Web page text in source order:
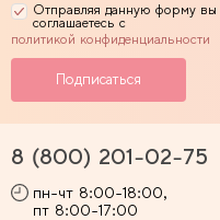
Отправляя данную форму вы
соглашаетесь с
политикой конфиденциальности
8 (800) 201-02-75
пн-чт 8:00-18:00,
пт 8:00-17:00